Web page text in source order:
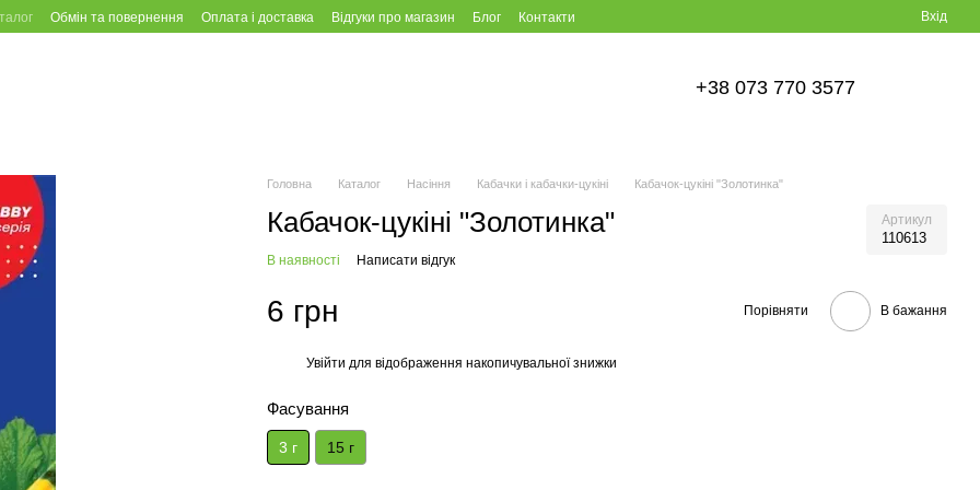
Обмін та повернення Оплата і доставка Відгуки про магазин Блог Контакти Вхід
+38 073 770 3577
Головна Каталог Насіння Кабачки і кабачки-цукіні Кабачок-цукiнi "Золотинка"
Кабачок-цукiнi "Золотинка" Артикул
110613
В наявності Написати відгук
6 грн Порівняти В бажання
Увійти для відображення накопичувальної знижки
Фасування
3 г 15 г